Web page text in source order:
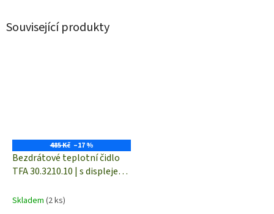
Související produkty
485 Kč –17 %
Bezdrátové teplotní čidlo
TFA 30.3210.10 | s displejem
Skladem (2 ks)